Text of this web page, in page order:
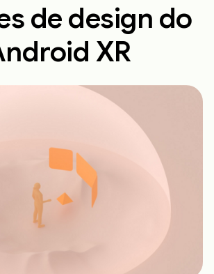
de design do
XR